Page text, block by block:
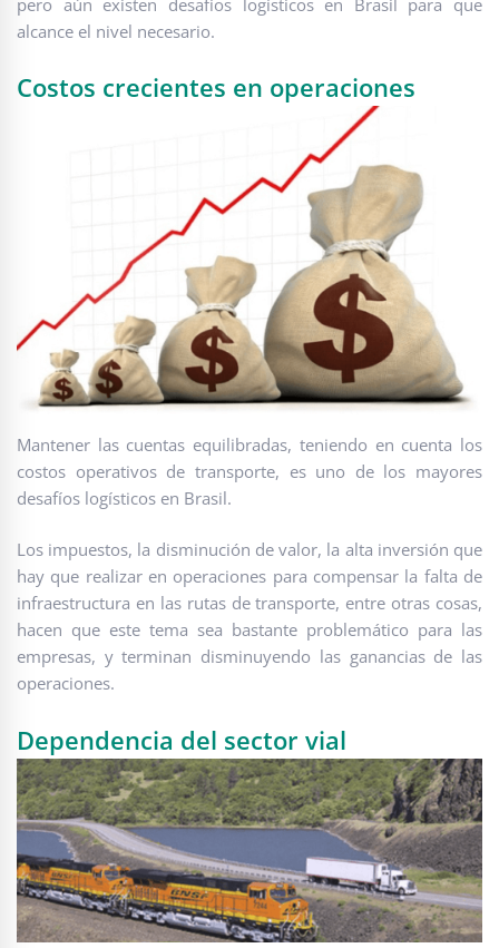
alcance el nivel necesario.
Costos crecientes en operaciones
Mantener las cuentas equilibradas, teniendo en cuenta los
costos operativos de transporte, es uno de los mayores
desafíos logísticos en Brasil.
Los impuestos, la disminución de valor, la alta inversión que
hay que realizar en operaciones para compensar la falta de
infraestructura en las rutas de transporte, entre otras cosas,
hacen que este tema sea bastante problemático para las
empresas, y terminan disminuyendo las ganancias de las
operaciones.
Dependencia del sector vial